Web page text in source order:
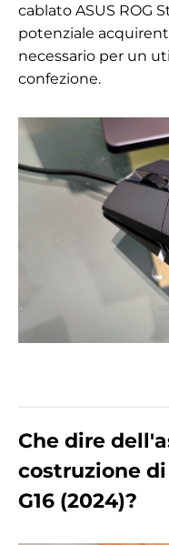
cablato ASUS ROG
potenziale
necessario per un
confezione.
Che dire
costruzione di
G16 (2024)?